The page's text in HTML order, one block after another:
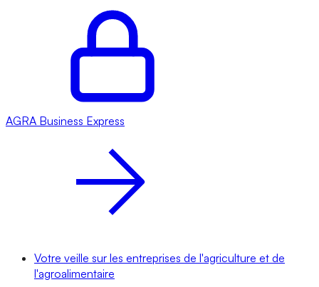
AGRA Business Express
Votre veille sur les entreprises de l'agriculture et de
l'agroalimentaire